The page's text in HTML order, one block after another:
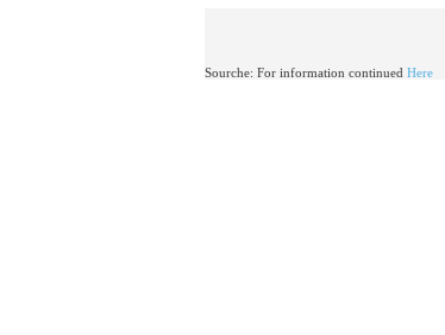
Sourche: For information continued Here